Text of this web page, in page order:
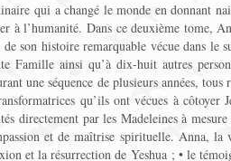
qui a changé le monde en donnant
à l’humanité. Dans ce deuxième tome,
son histoire remarquable vécue dans le
Famille ainsi qu’à dix-huit autres
une séquence de plusieurs années,
qu’ils ont vécues à côtoyer
directement par les Madeleines à
et de maîtrise spirituelle. Anna, la
et la résurrection de Yeshua ; • le